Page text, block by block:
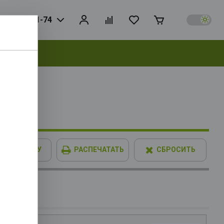
728-81-74
В КОРЗИНУ РАСПЕЧАТАТЬ СБРОСИТЬ